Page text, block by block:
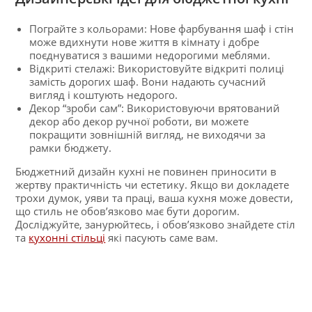
Пограйте з кольорами: Нове фарбування шаф і стін
може вдихнути нове життя в кімнату і добре
поєднуватися з вашими недорогими меблями.
Відкриті стелажі: Використовуйте відкриті полиці
замість дорогих шаф. Вони надають сучасний
вигляд і коштують недорого.
Декор “зроби сам”: Використовуючи врятований
декор або декор ручної роботи, ви можете
покращити зовнішній вигляд, не виходячи за
рамки бюджету.
Бюджетний дизайн кухні не повинен приносити в
жертву практичність чи естетику. Якщо ви докладете
трохи думок, уяви та праці, ваша кухня може довести,
що стиль не обов’язково має бути дорогим.
Досліджуйте, занурюйтесь, і обов’язково знайдете стіл
та кухонні стільці які пасують саме вам.